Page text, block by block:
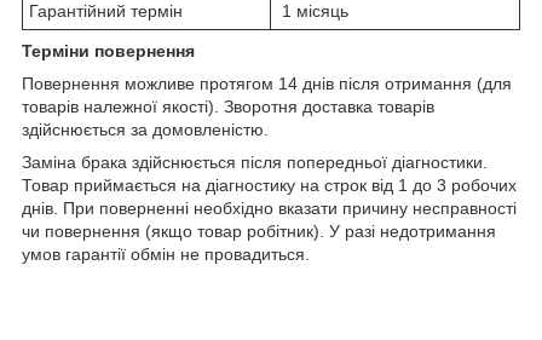
Гарантійний термін
1 місяць
Терміни повернення
Повернення можливе протягом 14 днів після отримання (для
товарів належної якості). Зворотня доставка товарів
здійснюється за домовленістю.
Заміна брака здійснюється після попередньої діагностики.
Товар приймається на діагностику на строк від 1 до 3 робочих
днів. При поверненні необхідно вказати причину несправності
чи повернення (якщо товар робітник). У разі недотримання
умов гарантії обмін не провадиться.